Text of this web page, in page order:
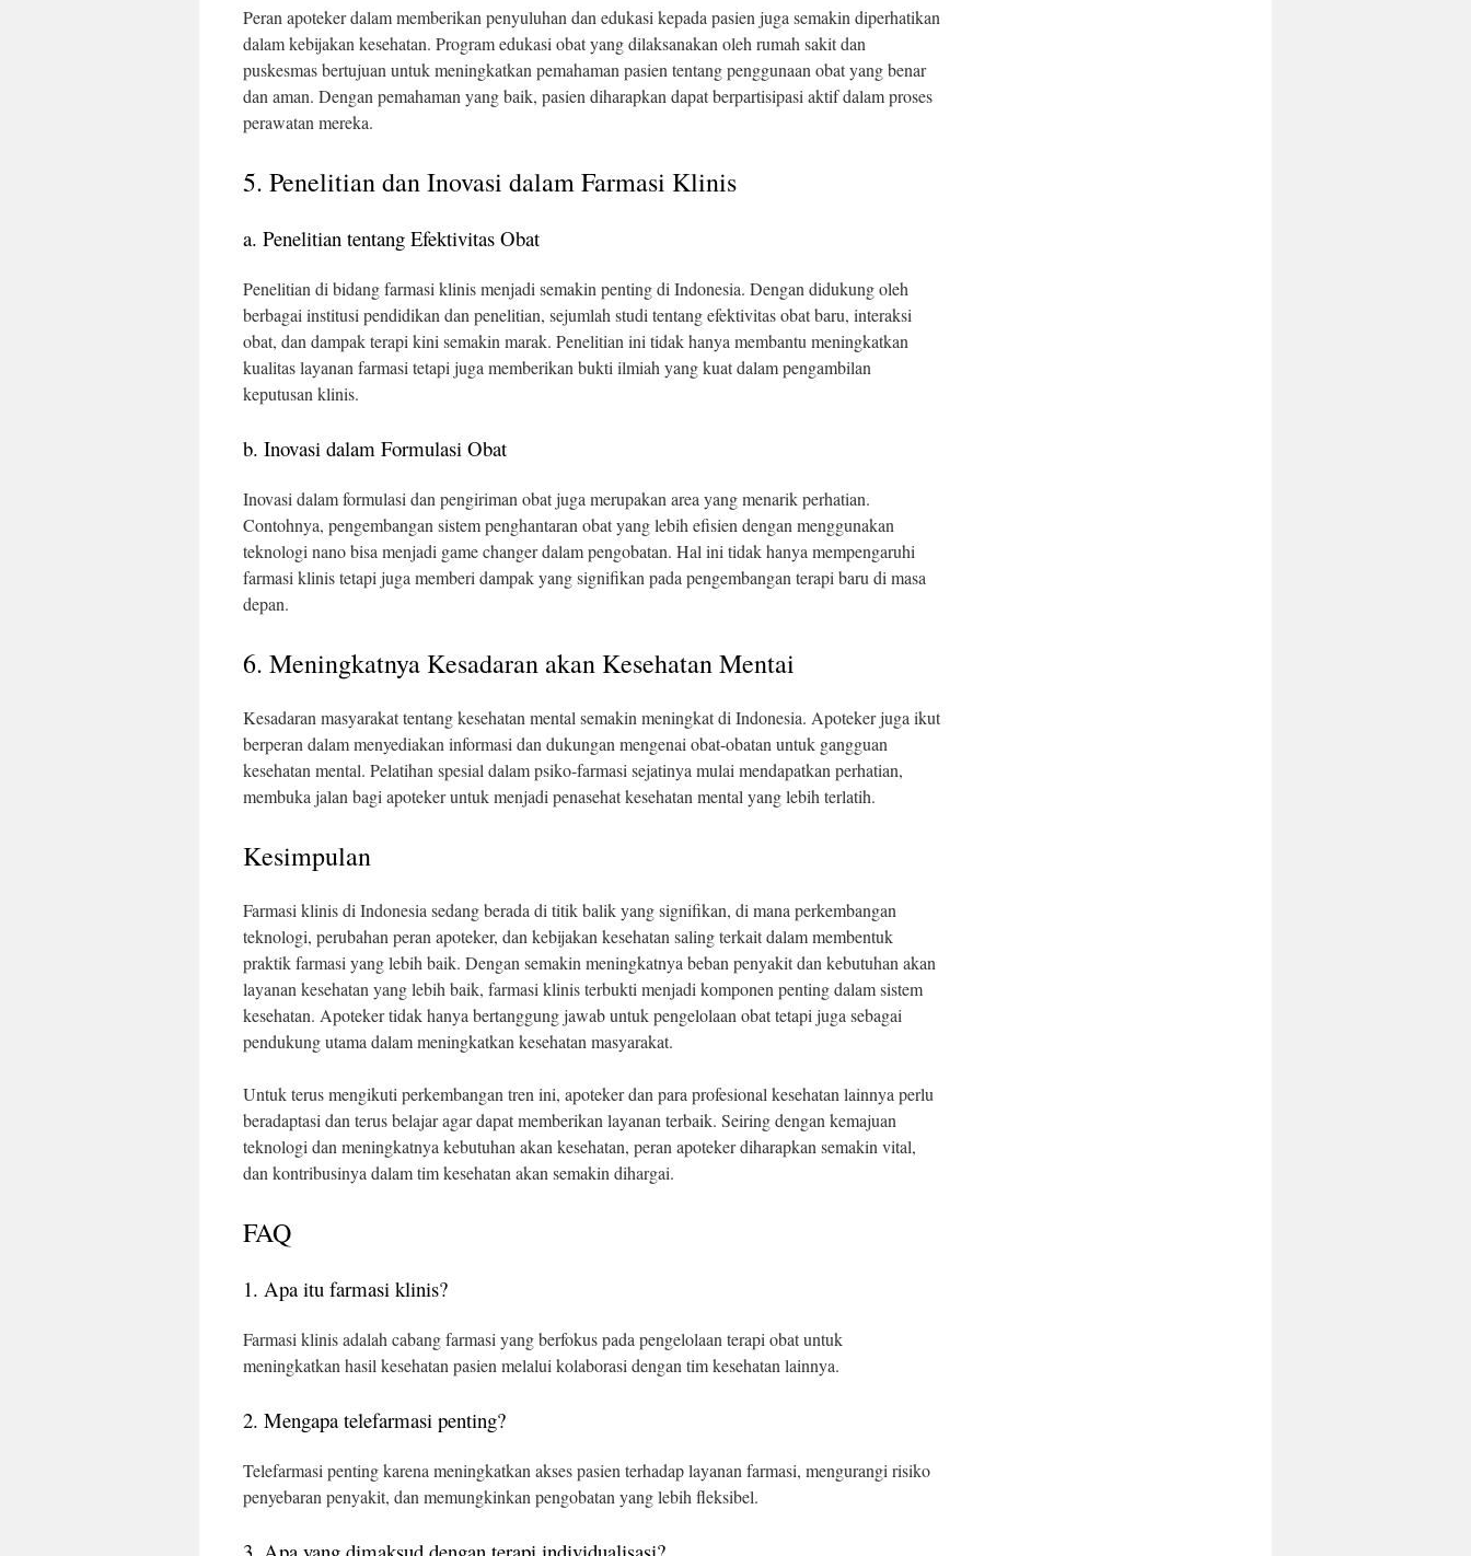
Peran apoteker dalam memberikan penyuluhan dan edukasi kepada pasien juga semakin diperhatikan
dalam kebijakan kesehatan. Program edukasi obat yang dilaksanakan oleh rumah sakit dan
puskesmas bertujuan untuk meningkatkan pemahaman pasien tentang penggunaan obat yang benar
dan aman. Dengan pemahaman yang baik, pasien diharapkan dapat berpartisipasi aktif dalam proses
perawatan mereka.
5. Penelitian dan Inovasi dalam Farmasi Klinis
a. Penelitian tentang Efektivitas Obat
Penelitian di bidang farmasi klinis menjadi semakin penting di Indonesia. Dengan didukung oleh
berbagai institusi pendidikan dan penelitian, sejumlah studi tentang efektivitas obat baru, interaksi
obat, dan dampak terapi kini semakin marak. Penelitian ini tidak hanya membantu meningkatkan
kualitas layanan farmasi tetapi juga memberikan bukti ilmiah yang kuat dalam pengambilan
keputusan klinis.
b. Inovasi dalam Formulasi Obat
Inovasi dalam formulasi dan pengiriman obat juga merupakan area yang menarik perhatian.
Contohnya, pengembangan sistem penghantaran obat yang lebih efisien dengan menggunakan
teknologi nano bisa menjadi game changer dalam pengobatan. Hal ini tidak hanya mempengaruhi
farmasi klinis tetapi juga memberi dampak yang signifikan pada pengembangan terapi baru di masa
depan.
6. Meningkatnya Kesadaran akan Kesehatan Mentai
Kesadaran masyarakat tentang kesehatan mental semakin meningkat di Indonesia. Apoteker juga ikut
berperan dalam menyediakan informasi dan dukungan mengenai obat-obatan untuk gangguan
kesehatan mental. Pelatihan spesial dalam psiko-farmasi sejatinya mulai mendapatkan perhatian,
membuka jalan bagi apoteker untuk menjadi penasehat kesehatan mental yang lebih terlatih.
Kesimpulan
Farmasi klinis di Indonesia sedang berada di titik balik yang signifikan, di mana perkembangan
teknologi, perubahan peran apoteker, dan kebijakan kesehatan saling terkait dalam membentuk
praktik farmasi yang lebih baik. Dengan semakin meningkatnya beban penyakit dan kebutuhan akan
layanan kesehatan yang lebih baik, farmasi klinis terbukti menjadi komponen penting dalam sistem
kesehatan. Apoteker tidak hanya bertanggung jawab untuk pengelolaan obat tetapi juga sebagai
pendukung utama dalam meningkatkan kesehatan masyarakat.
Untuk terus mengikuti perkembangan tren ini, apoteker dan para profesional kesehatan lainnya perlu
beradaptasi dan terus belajar agar dapat memberikan layanan terbaik. Seiring dengan kemajuan
teknologi dan meningkatnya kebutuhan akan kesehatan, peran apoteker diharapkan semakin vital,
dan kontribusinya dalam tim kesehatan akan semakin dihargai.
FAQ
1. Apa itu farmasi klinis?
Farmasi klinis adalah cabang farmasi yang berfokus pada pengelolaan terapi obat untuk
meningkatkan hasil kesehatan pasien melalui kolaborasi dengan tim kesehatan lainnya.
2. Mengapa telefarmasi penting?
Telefarmasi penting karena meningkatkan akses pasien terhadap layanan farmasi, mengurangi risiko
penyebaran penyakit, dan memungkinkan pengobatan yang lebih fleksibel.